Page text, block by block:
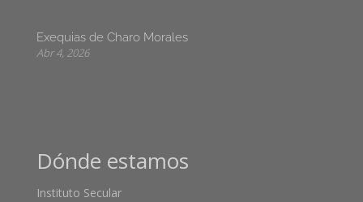
Exequias de Charo Morales
Abr 4, 2026
Dónde estamos
Instituto Secular